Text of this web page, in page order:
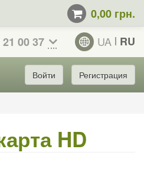
0,00 грн.
00 37 UA RU
Войти Регистрация
HD